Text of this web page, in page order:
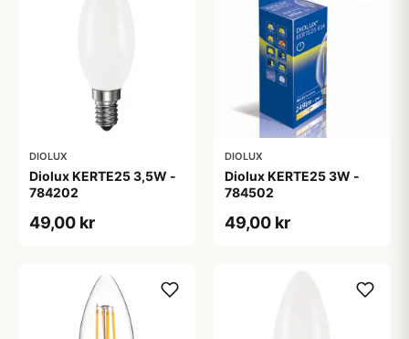
DIOLUX
Diolux KERTE25 3,5W -
784202
49,00 kr
DIOLUX
Diolux KERTE25 3W -
784502
49,00 kr